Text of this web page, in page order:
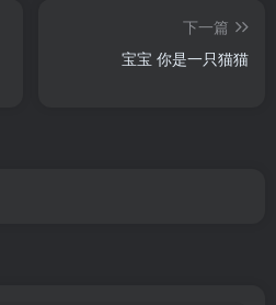
下一篇
宝宝 你是一只猫猫